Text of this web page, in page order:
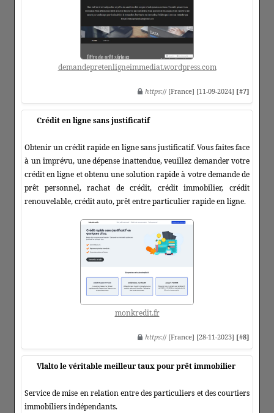
demandepretenligneimmediat.wordpress.com
https:// [France] [11-09-2024] [#7]
Crédit en ligne sans justificatif
Obtenir un crédit rapide en ligne sans justificatif. Vous faites face
à un imprévu, une dépense inattendue, veuillez demander votre
crédit en ligne et obtenu une solution rapide à votre demande de
prêt personnel, rachat de crédit, crédit immobilier, crédit
renouvelable, crédit auto, prêt entre particulier rapide en ligne.
monkredit.fr
https:// [France] [28-11-2023] [#8]
Vlalto le véritable meilleur taux pour prêt immobilier
Service de mise en relation entre des particuliers et des courtiers
immobiliers indépendants.